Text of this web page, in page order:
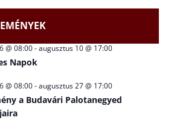
@ 08:00-augusztus 10 @ 17:00
Napok
@ 08:00-augusztus 27 @ 17:00
a Budavári Palotanegyed